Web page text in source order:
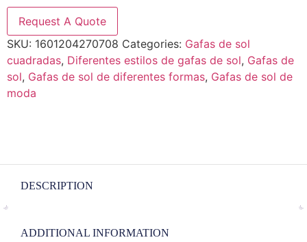
Request A Quote
SKU: 1601204270708 Categories: Gafas de sol
cuadradas, Diferentes estilos de gafas de sol, Gafas de
sol, Gafas de sol de diferentes formas, Gafas de sol de
moda
DESCRIPTION
ADDITIONAL INFORMATION